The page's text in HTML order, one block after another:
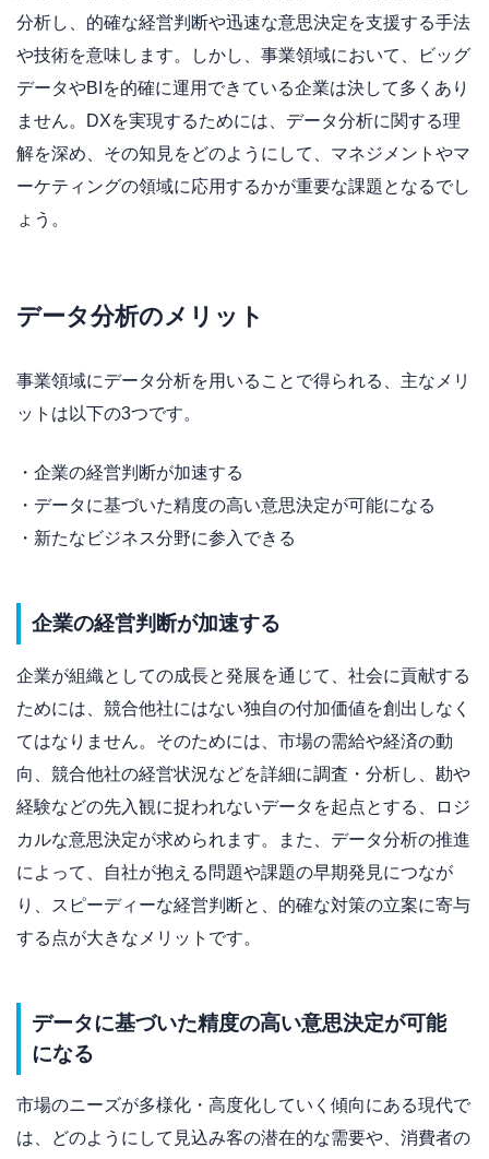
分析し、的確な経営判断や迅速な意思決定を支援する手法
や技術を意味します。しかし、事業領域において、ビッグ
データやBIを的確に運用できている企業は決して多くあり
ません。DXを実現するためには、データ分析に関する理
解を深め、その知見をどのようにして、マネジメントやマ
ーケティングの領域に応用するかが重要な課題となるでし
ょう。
データ分析のメリット
事業領域にデータ分析を用いることで得られる、主なメリ
ットは以下の3つです。
・企業の経営判断が加速する
・データに基づいた精度の高い意思決定が可能になる
・新たなビジネス分野に参入できる
企業の経営判断が加速する
企業が組織としての成長と発展を通じて、社会に貢献する
ためには、競合他社にはない独自の付加価値を創出しなく
てはなりません。そのためには、市場の需給や経済の動
向、競合他社の経営状況などを詳細に調査・分析し、勘や
経験などの先入観に捉われないデータを起点とする、ロジ
カルな意思決定が求められます。また、データ分析の推進
によって、自社が抱える問題や課題の早期発見につなが
り、スピーディーな経営判断と、的確な対策の立案に寄与
する点が大きなメリットです。
データに基づいた精度の高い意思決定が可能
になる
市場のニーズが多様化・高度化していく傾向にある現代で
は、どのようにして見込み客の潜在的な需要や、消費者の